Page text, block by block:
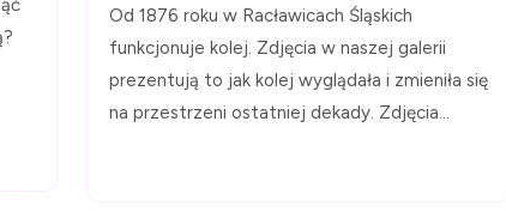
Od 1876 roku w Racławicach Śląskich
funkcjonuje kolej. Zdjęcia w naszej galerii
prezentują to jak kolej wyglądała i zmieniła się
na przestrzeni ostatniej dekady. Zdjęcia...